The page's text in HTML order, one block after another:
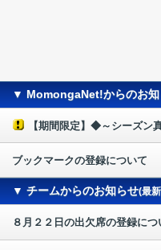
▼ MomongaNet!からのお知
【期間限定】◆～シーズン
ブックマークの登録について
▼ チームからのお知らせ(最